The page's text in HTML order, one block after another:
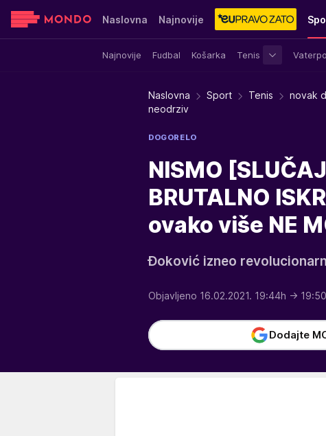
Naslovna Najnovije
Najnovije Fudbal Košarka Tenis
Sensa Stvar ukusa Yumama
Naslovna Sport Tenis
novak
neodrziv
DOGORELO
NISMO
BRUTALNO
ovako više NE
Đoković izneo
Objavljeno 16.02.2021. 19:44h →
Dodajte